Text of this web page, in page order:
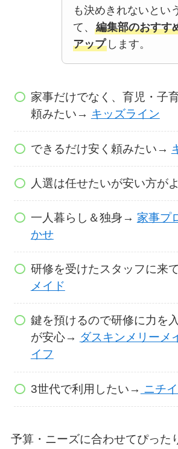
も決めきれないとい
て、 編集部のおすす
アップします。
家事だけでなく、育児・子
頼みたい→ キッズライン
できるだけ安く頼みたい→
人選は任せたいが安い方が
一人暮らし＆独身→ 家事プ
かせ
研修を受けたスタッフに来
メイド
鍵を預けるので研修に力を
が安心→ ダスキンメリーメ
イフ
3世代で利用したい→ ニチ
予算・ニーズに合わせてぴった